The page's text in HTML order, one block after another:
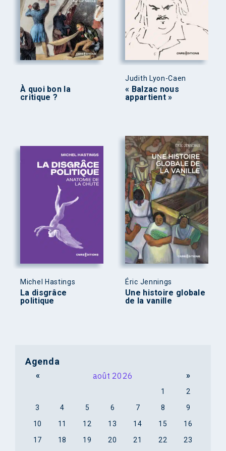
À quoi bon la
critique ?
Judith Lyon-Caen
« Balzac nous
appartient »
Michel Hastings
La disgrâce
politique
Éric Jennings
Une histoire globale
de la vanille
Agenda
« août 2026 »
1
2
3
4 5 6 7 8
9
10
11 12 13 14 15
16
17
18 19 20 21 22
23